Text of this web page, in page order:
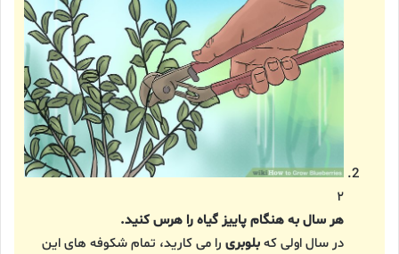
۲
هر سال به هنگام پاییز گیاه را هرس کنید.
در سال اولی کهبلوبری را می کارید، تمام شکوفه های این